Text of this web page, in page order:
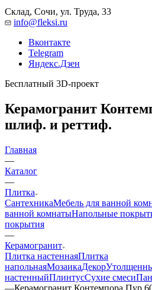
Склад, Сочи, ул. Труда, 33
info@fleksi.ru
Вконтакте
Telegram
Яндекс.Дзен
Бесплатный 3D-проект
Керамогранит
шлиф. и реттиф.
Главная
—
Каталог
—
Плитка
СантехникаМебель для ванной
ванной комнатыНапольные
покрытия
—
Керамогранит
Плитка настеннаяПлитка
напольнаяМозаикаДекор
настенныйПлинтусСухие смеси
—Керамогранит Контемпора Пур